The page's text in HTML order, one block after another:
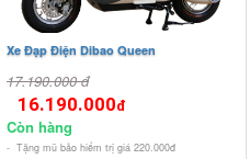
Xe Đạp Điện Dibao Queen
17.190.000 đ
16.190.000đ
Còn hàng
- Tặng mũ bảo hiểm trị giá 220.000đ